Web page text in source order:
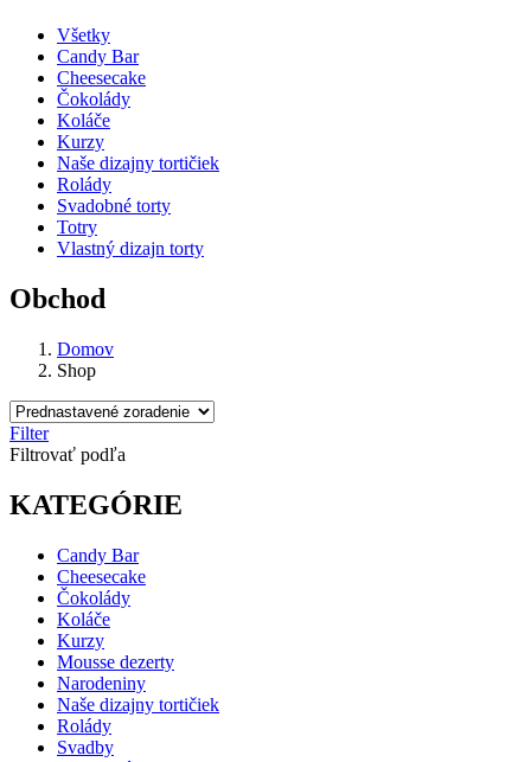
Všetky
Candy Bar
Cheesecake
Čokolády
Koláče
Kurzy
Naše dizajny tortičiek
Rolády
Svadobné torty
Totry
Vlastný dizajn torty
Obchod
Domov
Shop
Filter
Filtrovať podľa
KATEGÓRIE
Candy Bar
Cheesecake
Čokolády
Koláče
Kurzy
Mousse dezerty
Narodeniny
Naše dizajny tortičiek
Rolády
Svadby